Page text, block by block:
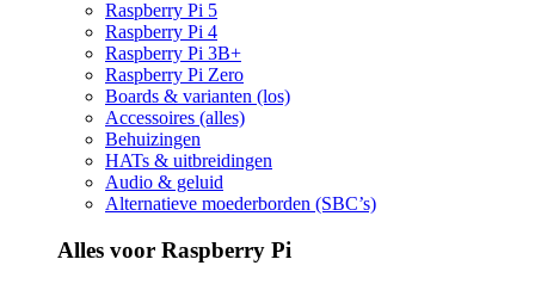
Raspberry Pi 5
Raspberry Pi 4
Raspberry Pi 3B+
Raspberry Pi Zero
Boards & varianten (los)
Accessoires (alles)
Behuizingen
HATs & uitbreidingen
Audio & geluid
Alternatieve moederborden (SBC’s)
Alles voor Raspberry Pi